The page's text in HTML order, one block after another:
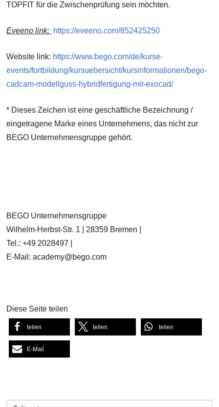
TOPFIT für die Zwischenprüfung sein möchten.
Eveeno link: https://eveeno.com/852425250
Website link: https://www.bego.com/de/kurse-
events/fortbildung/kursuebersicht/kursinformationen/bego-
cadcam-modellguss-hybridfertigung-mit-exocad/
* Dieses Zeichen ist eine geschäftliche Bezeichnung /
eingetragene Marke eines Unternehmens, das nicht zur
BEGO Unternehmensgruppe gehört.
BEGO Unternehmensgruppe
Wilhelm-Herbst-Str. 1 | 28359 Bremen |
Tel.: +49 2028497 |
E-Mail: academy@bego.com
Diese Seite teilen
teilen teilen teilen
E-Mail